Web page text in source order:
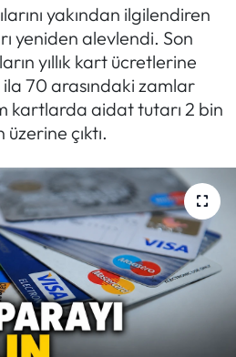
yakından ilgilendiren
yeniden alevlendi. Son
yıllık kart ücretlerine
ila 70 arasındaki zamlar
kartlarda aidat tutarı 2 bin
üzerine çıktı.